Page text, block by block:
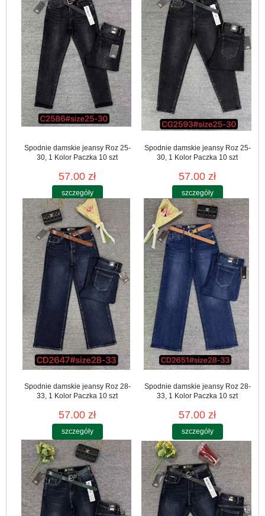
Spodnie damskie jeansy Roz 25-
30, 1 Kolor Paczka 10 szt
57.00 zł
szczegóły
Spodnie damskie jeansy Roz 25-
30, 1 Kolor Paczka 10 szt
57.00 zł
szczegóły
Spodnie damskie jeansy Roz 28-
33, 1 Kolor Paczka 10 szt
57.00 zł
szczegóły
Spodnie damskie jeansy Roz 28-
33, 1 Kolor Paczka 10 szt
57.00 zł
szczegóły